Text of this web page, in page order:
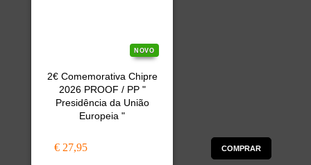
NOVO
2€ Comemorativa Chipre
2026 PROOF / PP "
Presidência da União
Europeia "
€ 27,95 COMPRAR